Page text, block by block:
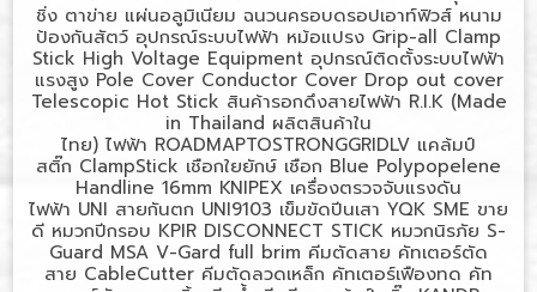
ชิ่ง ตาข่าย แผ่นอลูมิเนียม ฉนวนครอบดรอปเอาท์ฟิวส์ หนาม
ป้องกันสัตว์ อุปกรณ์ระบบไฟฟ้า หม้อแปรง Grip-all Clamp
Stick High Voltage Equipment อุปกรณ์ติดตั้งระบบไฟฟ้า
แรงสูง Pole Cover Conductor Cover Drop out cover
Telescopic Hot Stick สินค้ารอกดึงสายไฟฟ้า R.I.K (Made
in Thailand ผลิตสินค้าใน
ไทย) ไฟฟ้า ROADMAPTOSTRONGGRIDLV แคล้มป์
สติ๊ก ClampStick เชือกใยยักษ์ เชือก Blue Polypopelene
Handline 16mm KNIPEX เครื่องตรวจจับแรงดัน
ไฟฟ้า UNI สายกันตก UNI9103 เข็มขัดปีนเสา YQK SME ขาย
ดี หมวกปีกรอบ KPIR DISCONNECT STICK หมวกนิรภัย S-
Guard MSA V-Gard full brim คีมตัดสาย คัทเตอร์ตัด
สาย CableCutter คีมตัดลวดเหล็ก คัทเตอร์เฟืองทด คัท